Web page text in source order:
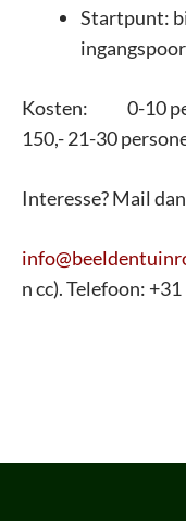
Startpunt:
Kosten: 0-10
150,- 21-30
Interesse? Mail
n cc). Telefoon: